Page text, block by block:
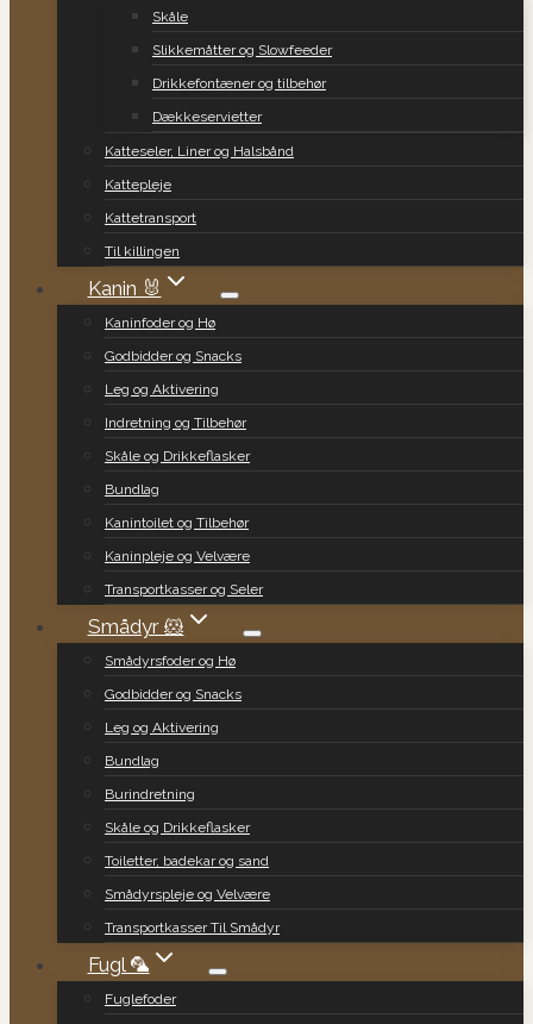
Skåle
Slikkemåtter og Slowfeeder
Drikkefontæner og tilbehør
Dækkeservietter
Katteseler, Liner og Halsbånd
Kattepleje
Kattetransport
Til killingen
Kanin 🐰
Kaninfoder og Hø
Godbidder og Snacks
Leg og Aktivering
Indretning og Tilbehør
Skåle og Drikkeflasker
Bundlag
Kanintoilet og Tilbehør
Kaninpleje og Velvære
Transportkasser og Seler
Smådyr 🐹
Smådyrsfoder og Hø
Godbidder og Snacks
Leg og Aktivering
Bundlag
Burindretning
Skåle og Drikkeflasker
Toiletter, badekar og sand
Smådyrspleje og Velvære
Transportkasser Til Smådyr
Fugl 🦜
Fuglefoder